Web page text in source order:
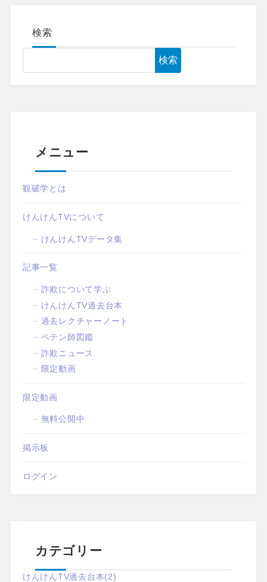
検索
検索
メニュー
観破学とは
けんけんTVについて
けんけんTVデータ集
記事一覧
詐欺について学ぶ
けんけんTV過去台本
過去レクチャーノート
ペテン師図鑑
詐欺ニュース
限定動画
限定動画
無料公開中
掲示板
ログイン
カテゴリー
けんけんTV過去台本(2)